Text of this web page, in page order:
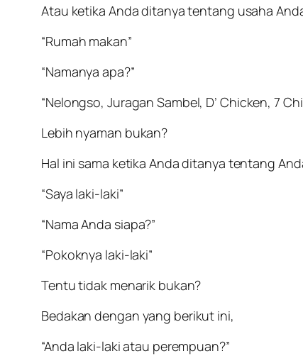
Atau ketika Anda ditanya tentang usaha
“Rumah makan”
“Namanya apa?”
“Nelongso, Juragan Sambel, D’ Chicken, 7
Lebih nyaman bukan?
Hal ini sama ketika Anda ditanya tentang
“Saya laki-laki”
“Nama Anda siapa?”
“Pokoknya laki-laki”
Tentu tidak menarik bukan?
Bedakan dengan yang berikut ini,
“Anda laki-laki atau perempuan?”